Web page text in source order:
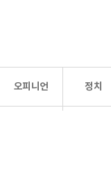
오피니언 정치